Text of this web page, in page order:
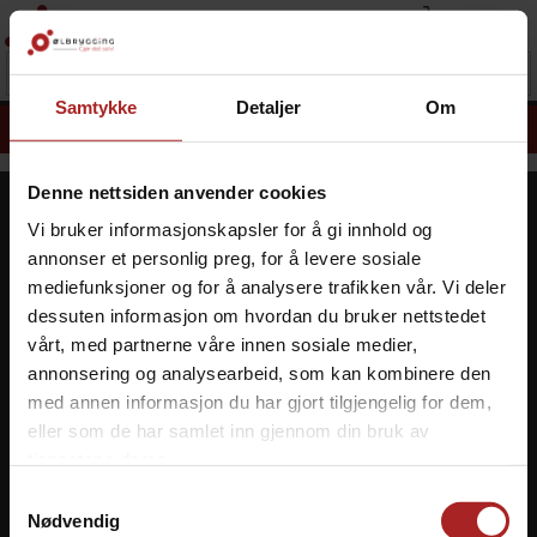
Samtykke Detaljer Om
Denne nettsiden anvender cookies
Vi bruker informasjonskapsler for å gi innhold og
annonser et personlig preg, for å levere sosiale
mediefunksjoner og for å analysere trafikken vår. Vi deler
dessuten informasjon om hvordan du bruker nettstedet
vårt, med partnerne våre innen sosiale medier,
annonsering og analysearbeid, som kan kombinere den
med annen informasjon du har gjort tilgjengelig for dem,
eller som de har samlet inn gjennom din bruk av
Nødvendig
Kontakt oss
Tel: +47 37 40 70 40
E-post:
post@olbrygging.no
Besøk vår butikk i
Grimstad:
Åpningstid: tir - fre 12-17,
lør 10-15
Adr: Østerskogen 55, 4879
Kundesenter
Min side
Ordrehistorikk
Retur
Om oss
Gavekort